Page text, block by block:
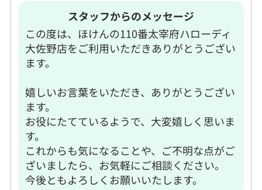
スタッフからのメッセージ
この度は、ほけんの110番太宰府ハローディ
大佐野店をご利用いただきありがとうござい
ます。
嬉しいお言葉をいただき、ありがとうござい
ます。
お役にたてているようで、大変嬉しく思いま
す。
これからも気になることや、ご不明な点がご
ざいましたら、お気軽にご相談ください。
今後ともよろしくお願いいたします。